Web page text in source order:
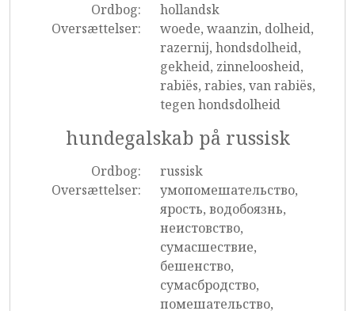
Ordbog:
hollandsk
Oversættelser:
woede, waanzin, dolheid,
razernij, hondsdolheid,
gekheid, zinneloosheid,
rabiës, rabies, van rabiës,
tegen hondsdolheid
hundegalskab på russisk
Ordbog:
russisk
Oversættelser:
умопомешательство,
ярость, водобоязнь,
неистовство,
сумасшествие,
бешенство,
сумасбродство,
помешательство,